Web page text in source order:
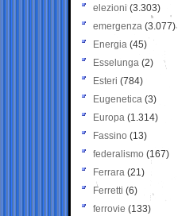
elezioni (3.303)
emergenza (3.077)
Energia (45)
Esselunga (2)
Esteri (784)
Eugenetica (3)
Europa (1.314)
Fassino (13)
federalismo (167)
Ferrara (21)
Ferretti (6)
ferrovie (133)